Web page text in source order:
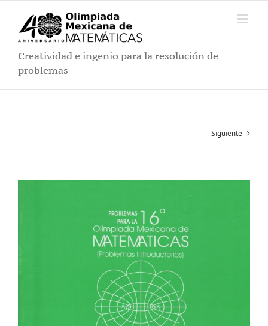
contenido
Creatividad e ingenio para la resolución de
problemas
Siguiente